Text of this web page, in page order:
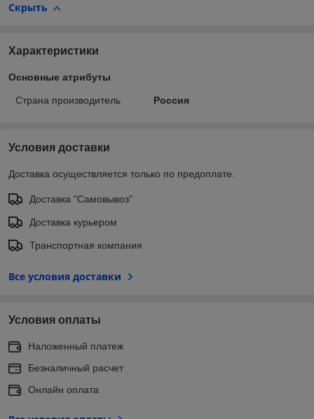
Скрыть
Характеристики
Основные атрибуты
Страна производитель Россия
Условия доставки
Доставка осуществляется только по предоплате.
Доставка "Самовывоз"
Доставка курьером
Транспортная компания
Все условия доставки
Условия оплаты
Наложенный платеж
Безналичный расчет
Онлайн оплата